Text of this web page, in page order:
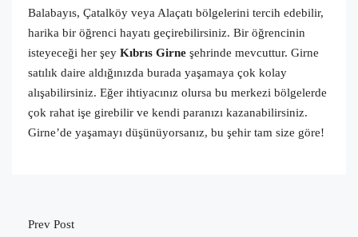
Balabayıs, Çatalköy veya Alaçatı bölgelerini tercih edebilir,
harika bir öğrenci hayatı geçirebilirsiniz. Bir öğrencinin
isteyeceği her şey Kıbrıs Girne şehrinde mevcuttur. Girne
satılık daire aldığınızda burada yaşamaya çok kolay
alışabilirsiniz. Eğer ihtiyacınız olursa bu merkezi bölgelerde
çok rahat işe girebilir ve kendi paranızı kazanabilirsiniz.
Girne’de yaşamayı düşünüyorsanız, bu şehir tam size göre!
Prev Post